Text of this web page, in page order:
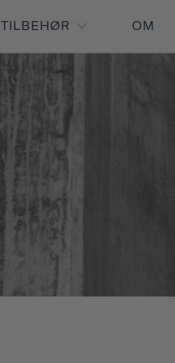
TILBEHØR OM